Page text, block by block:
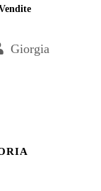
Giorgia